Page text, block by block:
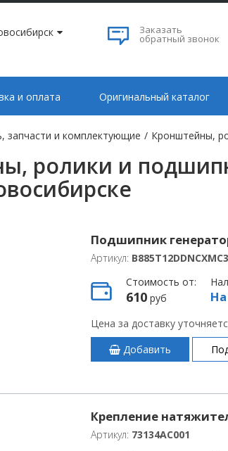
Заказать
обратный звонок
и оплата Оригинальный каталог
запчасти и комплектующие / Кронштейны,
ролики и
Подшипник
Артикул:
Стоимость от:
610руб
Цена за доставку
Добавить
Крепление
Артикул: 73134AC001